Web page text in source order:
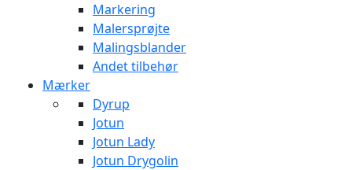
Markering
Malersprøjte
Malingsblander
Andet tilbehør
Mærker
Dyrup
Jotun
Jotun Lady
Jotun Drygolin